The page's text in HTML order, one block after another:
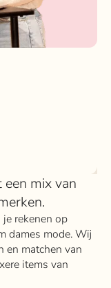
mix van
rekenen op
dames mode. Wij
en matchen van
items van